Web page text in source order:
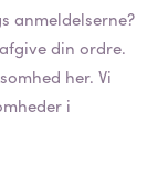
anmeldelserne?
din ordre.
her. Vi
i